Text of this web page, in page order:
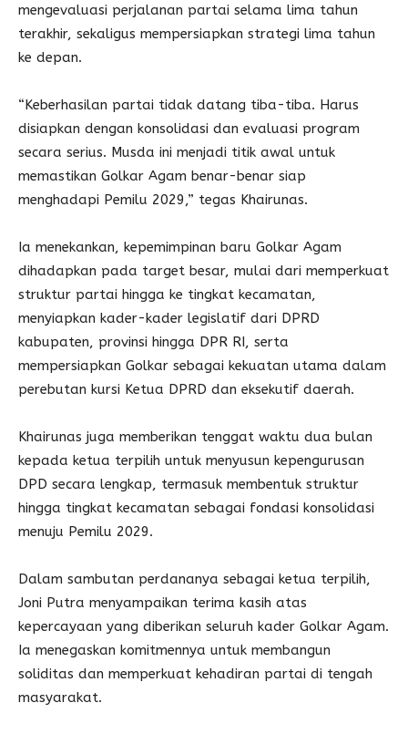
mengevaluasi perjalanan partai selama lima tahun
terakhir, sekaligus mempersiapkan strategi lima tahun
ke depan.
“Keberhasilan partai tidak datang tiba-tiba. Harus
disiapkan dengan konsolidasi dan evaluasi program
secara serius. Musda ini menjadi titik awal untuk
memastikan Golkar Agam benar-benar siap
menghadapi Pemilu 2029,” tegas Khairunas.
Ia menekankan, kepemimpinan baru Golkar Agam
dihadapkan pada target besar, mulai dari memperkuat
struktur partai hingga ke tingkat kecamatan,
menyiapkan kader-kader legislatif dari DPRD
kabupaten, provinsi hingga DPR RI, serta
mempersiapkan Golkar sebagai kekuatan utama dalam
perebutan kursi Ketua DPRD dan eksekutif daerah.
Khairunas juga memberikan tenggat waktu dua bulan
kepada ketua terpilih untuk menyusun kepengurusan
DPD secara lengkap, termasuk membentuk struktur
hingga tingkat kecamatan sebagai fondasi konsolidasi
menuju Pemilu 2029.
Dalam sambutan perdananya sebagai ketua terpilih,
Joni Putra menyampaikan terima kasih atas
kepercayaan yang diberikan seluruh kader Golkar Agam.
Ia menegaskan komitmennya untuk membangun
soliditas dan memperkuat kehadiran partai di tengah
masyarakat.